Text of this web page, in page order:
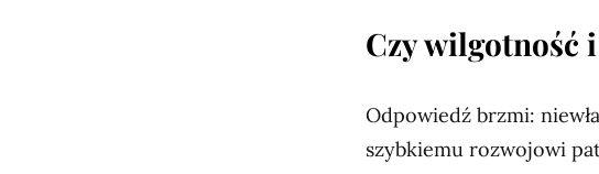
Czy
Odpowiedź brzmi:
szybkiemu rozwojowi